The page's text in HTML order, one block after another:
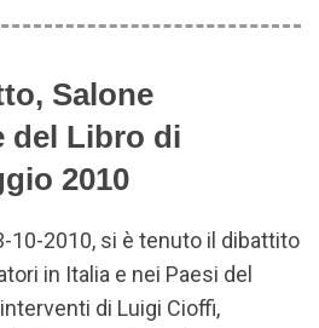
Rivieccio ritira
città di
da Zaira
e Patrizio
Salone
del Libro di
2010
10-2010, si è tenuto il dibattito
in Italia e nei Paesi del
di Luigi Cioffi,